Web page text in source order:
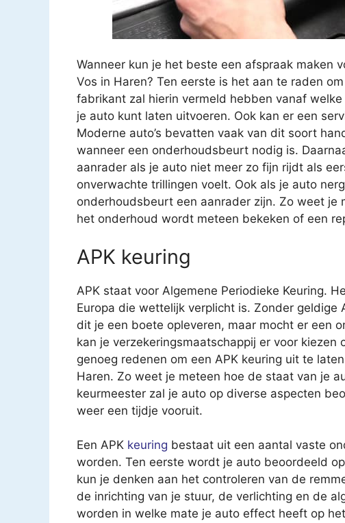
Wanneer kun je het beste een afspraak maken
Vos in Haren? Ten eerste is het aan te raden
fabrikant zal hierin vermeld hebben vanaf
je auto kunt laten uitvoeren. Ook kan er een
Moderne auto’s bevatten vaak van dit soort
wanneer een onderhoudsbeurt nodig is.
aanrader als je auto niet meer zo fijn rijdt als
onverwachte trillingen voelt. Ook als je auto
onderhoudsbeurt een aanrader zijn. Zo weet je
het onderhoud wordt meteen bekeken of een
APK keuring
APK staat voor Algemene Periodieke Keuring.
Europa die wettelijk verplicht is. Zonder geldige
dit je een boete opleveren, maar mocht er een
kan je verzekeringsmaatschappij er voor
genoeg redenen om een APK keuring uit te
Haren. Zo weet je meteen hoe de staat van je
keurmeester zal je auto op diverse aspecten
weer een tijdje vooruit.
Een APK keuring bestaat uit een aantal vaste
worden. Ten eerste wordt je auto beoordeeld
kun je denken aan het controleren van de
de inrichting van je stuur, de verlichting en de
worden in welke mate je auto effect heeft op